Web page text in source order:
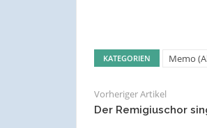
KATEGORIEN Memo
Vorheriger Artikel
Der Remigiuschor